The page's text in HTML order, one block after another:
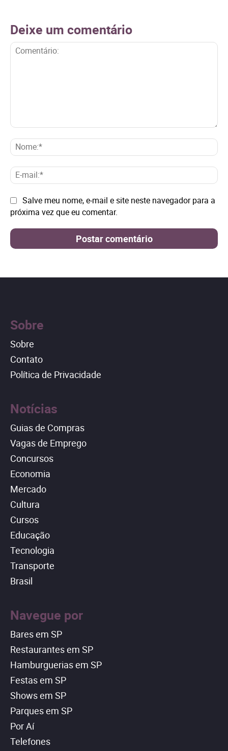
Deixe um comentário
E-
Site: Salve meu nome, e-mail e site neste navegador para a
próxima vez que eu comentar.
Sobre
Sobre
Contato
Política de Privacidade
Notícias
Guias de Compras
Vagas de Emprego
Concursos
Economia
Mercado
Cultura
Cursos
Educação
Tecnologia
Transporte
Brasil
Navegue por
Bares em SP
Restaurantes em SP
Hamburguerias em SP
Festas em SP
Shows em SP
Parques em SP
Por Aí
Telefones